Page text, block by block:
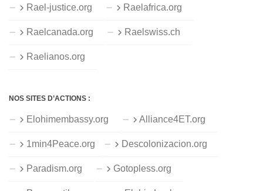
Rael-justice.org Raelafrica.org
Raelcanada.org Raelswiss.ch
Raelianos.org
NOS SITES D’ACTIONS :
Elohimembassy.org Alliance4ET.org
1min4Peace.org Descolonizacion.org
Paradism.org Gotopless.org